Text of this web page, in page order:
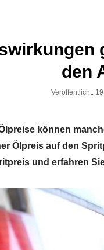
den
Veröffentlicht:
können
Ölpreis auf den
und erfahren